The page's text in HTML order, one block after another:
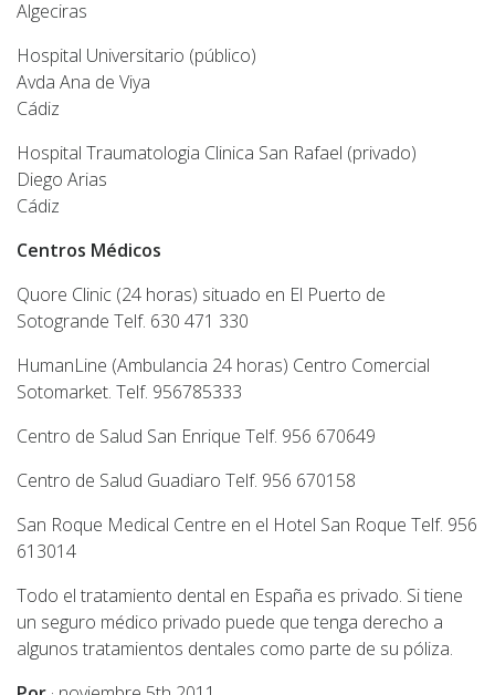
Algeciras
Hospital Universitario (público)
Avda Ana de Viya
Cádiz
Hospital Traumatologia Clinica San Rafael (privado)
Diego Arias
Cádiz
Centros Médicos
Quore Clinic (24 horas) situado en El Puerto de
Sotogrande Telf. 630 471 330
HumanLine (Ambulancia 24 horas) Centro Comercial
Sotomarket. Telf. 956785333
Centro de Salud San Enrique Telf. 956 670649
Centro de Salud Guadiaro Telf. 956 670158
San Roque Medical Centre en el Hotel San Roque Telf. 956
613014
Todo el tratamiento dental en España es privado. Si tiene
un seguro médico privado puede que tenga derecho a
algunos tratamientos dentales como parte de su póliza.